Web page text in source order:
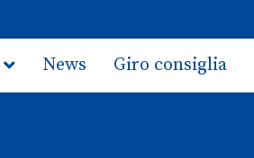
News Giro consiglia